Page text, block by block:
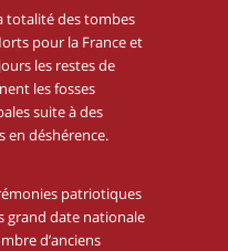
totalité des tombes
pour la France et
les restes de
les fosses
suite à des
en déshérence.
patriotiques
grand date nationale
d’anciens